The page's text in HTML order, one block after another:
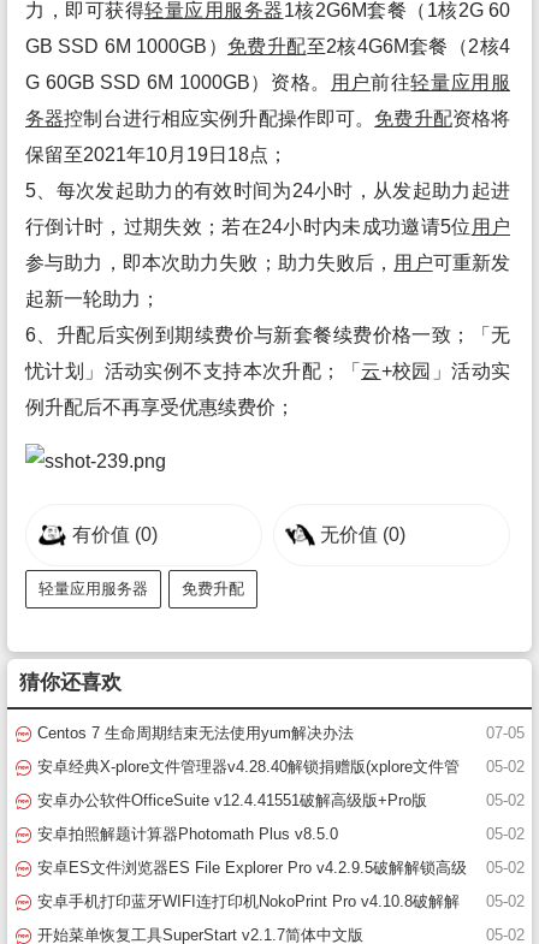
力，即可获得轻量应用 服务器1核2G6M套餐（1核2G 60
GB SSD 6M 1000GB） 免费升配至2核4G6M套餐（2核4
G 60GB SSD 6M 1000GB）资格。
用户前往轻量应用 服
务器控制台进行相应实例升配操作即可。 免费升配资格将
保留至2021年10月19日18点；
5、每次发起助力的有效时间为24小时，从发起助力起进
行倒计时，过期失效；若在24小时内未成功邀请5位 用户
参与助力，即本次助力失败；助力失败后， 用户可重新发
起新一轮助力；
6、升配后实例到期续费价与新套餐续费价格一致；「无
忧计划」活动实例不支持本次升配；「云+校园」活动实
例升配后不再享受优惠续费价；
有价值 (0) 无价值 (0)
轻量应用服务器 免费升配
猜你还喜欢
07-05
Centos 7 生命周期结束无法使用yum解决办法
05-02
安卓经典X-plore文件管理器v4.28.40解锁捐赠版(xplore文件管
理器破解版)
05-02
安卓办公软件OfficeSuite v12.4.41551破解高级版+Pro版
05-02
安卓拍照解题计算器Photomath Plus v8.5.0
05-02
安卓ES文件浏览器ES File Explorer Pro v4.2.9.5破解解锁高级
版(es文件浏览器)
05-02
安卓手机打印蓝牙WIFI连打印机NokoPrint Pro v4.10.8破解解
锁高级版
05-02
开始菜单恢复工具SuperStart v2.1.7简体中文版